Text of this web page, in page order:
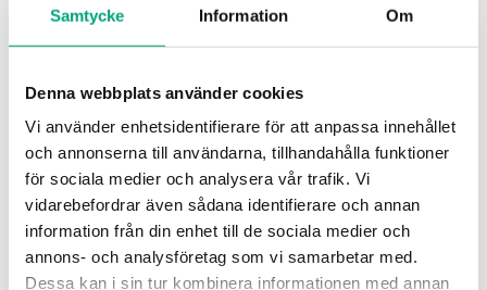
Samtycke Information Om
Denna webbplats använder cookies
Vi använder enhetsidentifierare för att anpassa innehållet
och annonserna till användarna, tillhandahålla funktioner
för sociala medier och analysera vår trafik. Vi
vidarebefordrar även sådana identifierare och annan
information från din enhet till de sociala medier och
annons- och analysföretag som vi samarbetar med.
Dessa kan i sin tur kombinera informationen med annan
Regin Group presenterar
lösningar för smarta